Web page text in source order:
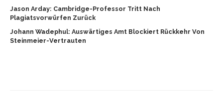
Jason Arday: Cambridge-Professor Tritt Nach
Plagiatsvorwürfen Zurück
Johann Wadephul: Auswärtiges Amt Blockiert Rückkehr Von
Steinmeier-Vertrauten